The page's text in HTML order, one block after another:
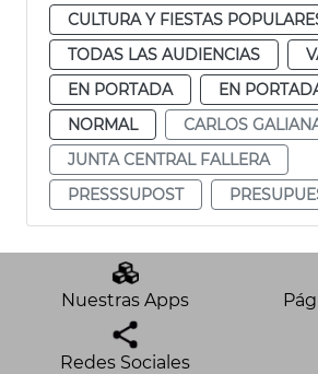
CULTURA Y FIESTAS
TODAS LAS AUDIENCIAS
EN PORTADA
EN
NORMAL
CARLOS
JUNTA CENTRAL FALLERA
PRESSSUPOST
Nuestras Apps
Redes Sociales